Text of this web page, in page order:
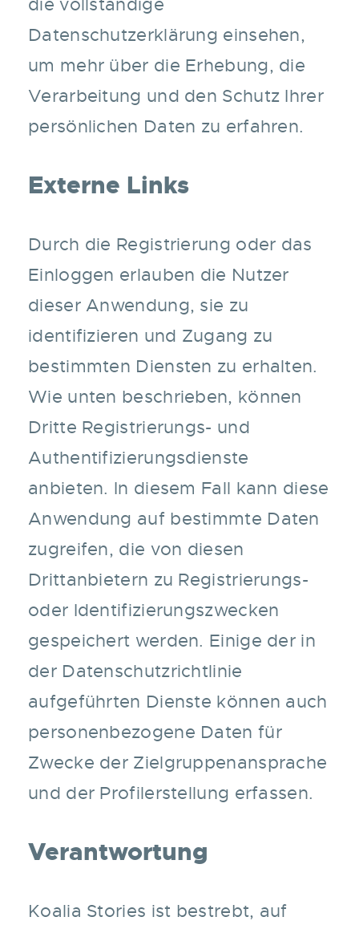
Datenschutzerklärung einsehen,
um mehr über die Erhebung, die
Verarbeitung und den Schutz Ihrer
persönlichen Daten zu erfahren.
Externe Links
Durch die Registrierung oder das
Einloggen erlauben die Nutzer
dieser Anwendung, sie zu
identifizieren und Zugang zu
bestimmten Diensten zu erhalten.
Wie unten beschrieben, können
Dritte Registrierungs- und
Authentifizierungsdienste
anbieten. In diesem Fall kann diese
Anwendung auf bestimmte Daten
zugreifen, die von diesen
Drittanbietern zu Registrierungs-
oder Identifizierungszwecken
gespeichert werden. Einige der in
der Datenschutzrichtlinie
aufgeführten Dienste können auch
personenbezogene Daten für
Zwecke der Zielgruppenansprache
und der Profilerstellung erfassen.
Verantwortung
Koalia Stories ist bestrebt, auf